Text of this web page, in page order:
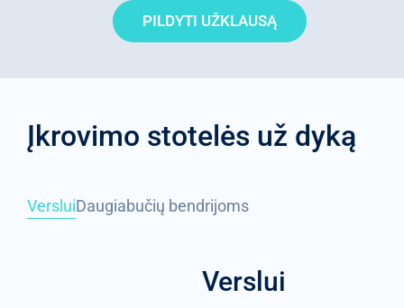
PILDYTI UŽKLAUSĄ
Įkrovimo stotelės už dyką
VersluiDaugiabučių bendrijoms
Verslui